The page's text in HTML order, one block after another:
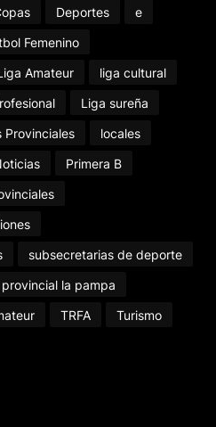
Deportes
e
Femenino
Amateur
liga cultural
Liga sureña
Provinciales
locales
Primera B
subsecretarias de deporte
la pampa
TRFA
Turismo